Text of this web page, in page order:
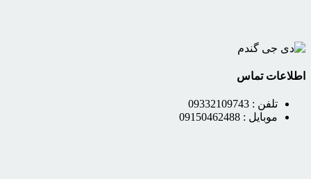
اطلاعات تماس
تلفن : 09332109743
موبایل : 09150462488